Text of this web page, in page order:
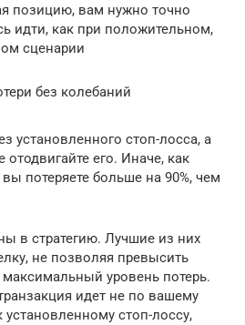
позицию, вам нужно точно
идти, как при положительном,
сценарии
без колебаний
установленного стоп-лосса, а
отодвигайте его. Иначе, как
потеряете больше на 90%, чем
в стратегию. Лучшие из них
не позволяя превысить
уровень потерь.
идет не по вашему
установленному стоп-лоссу,